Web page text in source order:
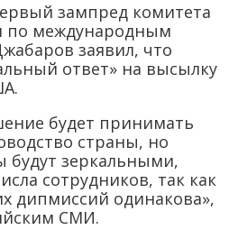
зампред комитета
по международным
заявил, что
ответ» на высылку
будет принимать
страны, но
будут зеркальными,
сотрудников, так как
дипмиссий одинакова»,
СМИ.